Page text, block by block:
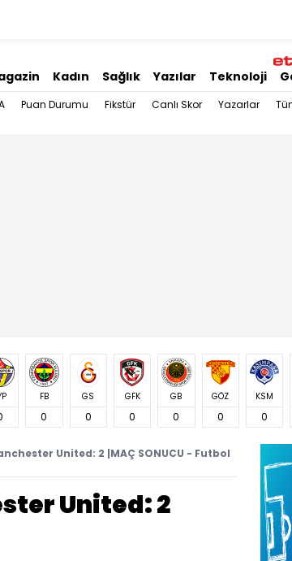
Kadın Sağlık Yazılar Teknoloji
Puan Durumu Fikstür Canlı Skor Yazarlar
FB
0
GS
0
GFK
0
GB
0
GÖZ
0
KSM
0
United: 2 |MAÇ SONUCU - Futbol
United: 2